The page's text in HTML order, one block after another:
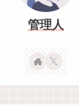
管理人